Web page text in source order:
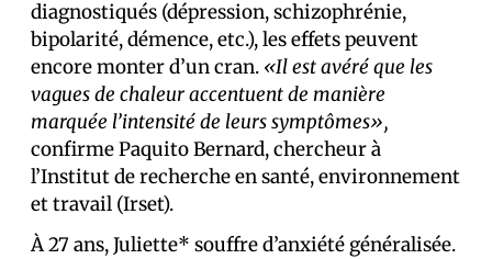
diagnostiqués (dépression, schizophrénie,
bipolarité, démence, etc.), les effets peuvent
encore monter d’un cran. «Il est avéré que les
vagues de chaleur accentuent de manière
marquée l’intensité de leurs symptômes»,
confirme Paquito Bernard, chercheur à
l’Institut de recherche en santé, environnement
et travail (Irset).
À 27 ans, Juliette* souffre d’anxiété généralisée.